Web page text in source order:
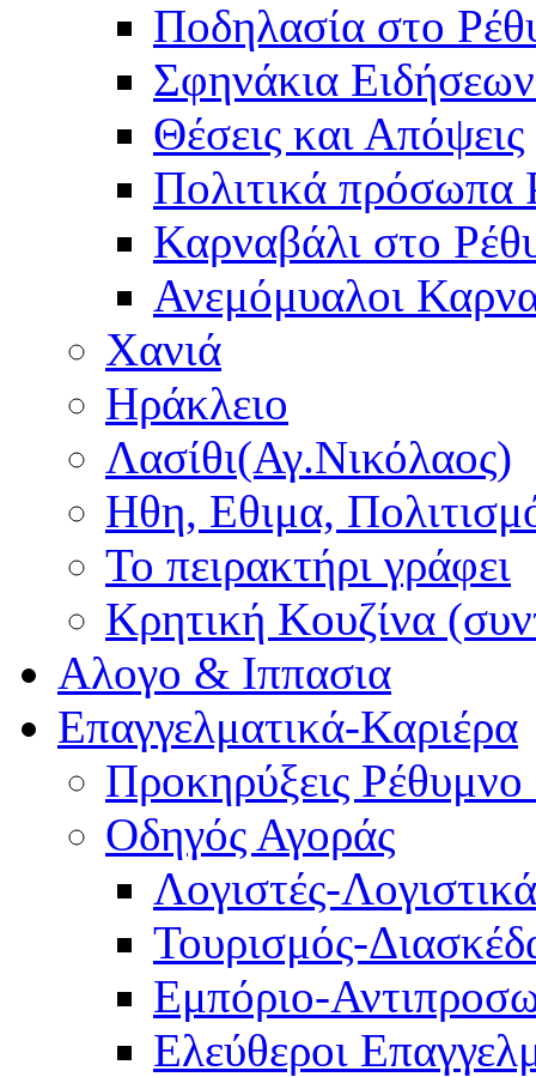
Ποδηλασία στο
Σφηνάκια
Θέσεις και Απόψεις
Πολιτικά πρόσωπα
Καρναβάλι στο
Ανεμόμυαλοι
Χανιά
Ηράκλειο
Λασίθι(Αγ.Νικόλαος)
Ηθη, Εθιμα,
Το πειρακτήρι γράφει
Κρητική Κουζίνα
Αλογο & Ιππασια
Επαγγελματικά-Καριέρα
Προκηρύξεις
Οδηγός Αγοράς
Λογιστές-
Τουρισμός-
Εμπόριο-
Ελεύθεροι